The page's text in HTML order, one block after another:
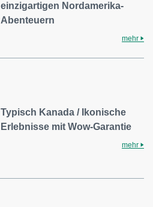
einzigartigen Nordamerika-
Abenteuern
mehr
Typisch Kanada / Ikonische
Erlebnisse mit Wow-Garantie
mehr